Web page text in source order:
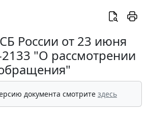
России от 23 июня
"О рассмотрении
документа смотрите здесь